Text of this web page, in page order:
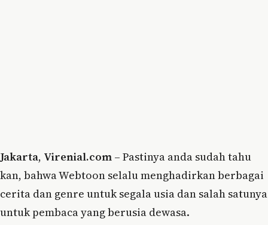
Jakarta, Virenial.com – Pastinya anda sudah tahu
kan, bahwa Webtoon selalu menghadirkan berbagai
cerita dan genre untuk segala usia dan salah satunya
untuk pembaca yang berusia dewasa.